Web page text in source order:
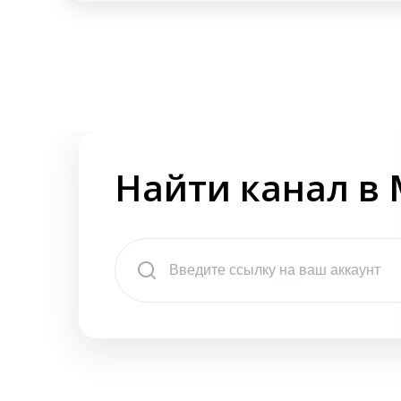
Найти канал в